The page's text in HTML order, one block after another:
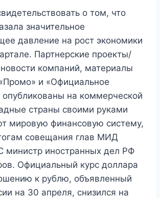
о том, что
значительное
давление на рост экономики
Партнерские проекты/
компаний, материалы
и «Официальное
на коммерческой
страны своими руками
мировую финансовую систему,
совещания глав МИД
министр иностранных дел РФ
Официальный курс доллара
к рублю, объявленный
на 30 апреля, снизился на